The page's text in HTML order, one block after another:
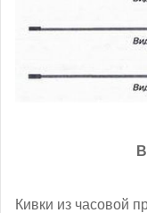
Кивки из часовой